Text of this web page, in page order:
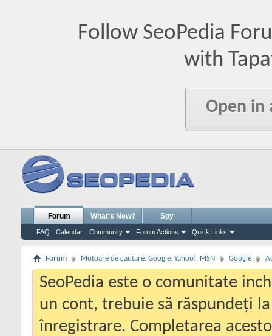
Follow SeoPedia
with
Open in
Forum
FAQ Calendar Community Forum Actions Quick Links
What's New? Spy
Forum Motoare de cautare. Google, Yahoo!, MSN Google
SeoPedia este o comunitate
un cont, trebuie să răspundeți
înregistrare. Completarea